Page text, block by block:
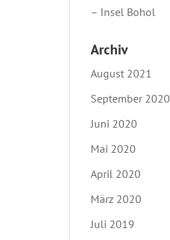
– Insel Bohol
Archiv
August 2021
September 2020
Juni 2020
Mai 2020
April 2020
März 2020
Juli 2019